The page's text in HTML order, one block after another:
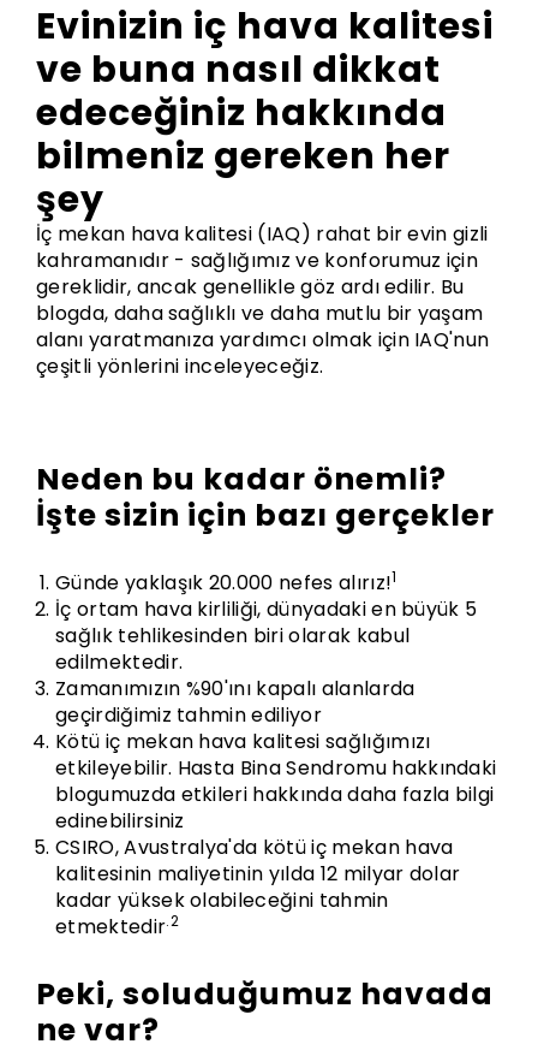
Evinizin iç hava kalitesi
ve buna nasıl dikkat
edeceğiniz hakkında
bilmeniz gereken her
şey
İç mekan hava kalitesi (IAQ) rahat bir evin gizli
kahramanıdır - sağlığımız ve konforumuz için
gereklidir, ancak genellikle göz ardı edilir. Bu
blogda, daha sağlıklı ve daha mutlu bir yaşam
alanı yaratmanıza yardımcı olmak için IAQ'nun
çeşitli yönlerini inceleyeceğiz.
Neden bu kadar önemli?
İşte sizin için bazı gerçekler
Günde yaklaşık 20.000 nefes alırız!1
İç ortam hava kirliliği, dünyadaki en büyük 5
sağlık tehlikesinden biri olarak kabul
edilmektedir.
Zamanımızın %90'ını kapalı alanlarda
geçirdiğimiz tahmin ediliyor
Kötü iç mekan hava kalitesi sağlığımızı
etkileyebilir. Hasta Bina Sendromuhakkındaki
blogumuzda etkileri hakkında daha fazla bilgi
edinebilirsiniz
CSIRO, Avustralya'da kötü iç mekan hava
kalitesinin maliyetinin yılda 12 milyar dolar
kadar yüksek olabileceğini tahmin
etmektedir.2
Peki, soluduğumuz havada
ne var?